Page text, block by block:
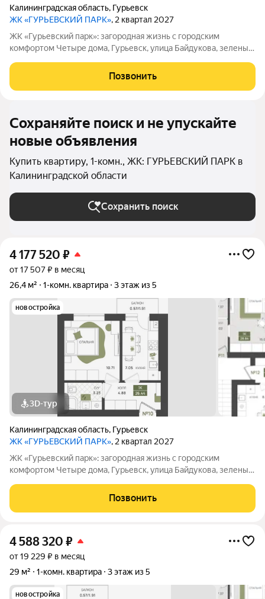
Калининградская область, Гурьевск
ЖК «ГУРЬЕВСКИЙ ПАРК», 2 квартал 2027
ЖК «Гурьевский парк»: загородная жизнь с городским
комфортом Четыре дома, Гурьевск, улица Байдукова, зеленый
система отопления - все это новый проект от МПК. Срок сдачи
- II квартал 2027 года
Позвонить
Сохраняйте поиск и не упускайте
новые объявления
Купить квартиру, 1-комн., ЖК: ГУРЬЕВСКИЙ ПАРК в
Калининградской области
Сохранить поиск
4 177 520 ₽
от 17 507 ₽ в месяц
26,4 м²
1-комн. квартира 3 этаж из 5
новостройка
3D-тур
Калининградская область, Гурьевск
ЖК «ГУРЬЕВСКИЙ ПАРК», 2 квартал 2027
ЖК «Гурьевский парк»: загородная жизнь с городским
комфортом Четыре дома, Гурьевск, улица Байдукова, зеленый
система отопления - все это новый проект от МПК. Срок сдачи
- II квартал 2027 года
Позвонить
4 588 320 ₽
от 19 229 ₽ в месяц
29 м²
1-комн. квартира 3 этаж из 5
новостройка